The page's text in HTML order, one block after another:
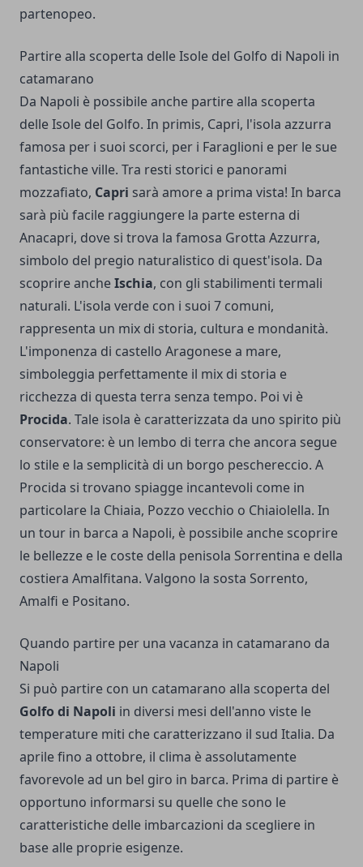
partenopeo.
Partire alla scoperta delle Isole del Golfo di Napoli in
catamarano
Da Napoli è possibile anche partire alla scoperta
delle Isole del Golfo. In primis, Capri, l'isola azzurra
famosa per i suoi scorci, per i Faraglioni e per le sue
fantastiche ville. Tra resti storici e panorami
mozzafiato, Capri sarà amore a prima vista! In barca
sarà più facile raggiungere la parte esterna di
Anacapri, dove si trova la famosa Grotta Azzurra,
simbolo del pregio naturalistico di quest'isola. Da
scoprire ancheIschia, con gli stabilimenti termali
naturali. L'isola verde con i suoi 7 comuni,
rappresenta un mix di storia, cultura e mondanità.
L'imponenza di castello Aragonese a mare,
simboleggia perfettamente il mix di storia e
ricchezza di questa terra senza tempo. Poi vi è
Procida. Tale isola è caratterizzata da uno spirito più
conservatore: è un lembo di terra che ancora segue
lo stile e la semplicità di un borgo peschereccio. A
Procida si trovano spiagge incantevoli come in
particolare la Chiaia, Pozzo vecchio o Chiaiolella. In
un tour in barca a Napoli, è possibile anche scoprire
le bellezze e le coste della penisola Sorrentina e della
costiera Amalfitana. Valgono la sosta Sorrento,
Amalfi e Positano.
Quando partire per una vacanza in catamarano da
Napoli
Si può partire con un catamarano alla scoperta del
Golfo di Napoli in diversi mesi dell'anno viste le
temperature miti che caratterizzano il sud Italia. Da
aprile fino a ottobre, il clima è assolutamente
favorevole ad un bel giro in barca. Prima di partire è
opportuno informarsi su quelle che sono le
caratteristiche delle imbarcazioni da scegliere in
base alle proprie esigenze.